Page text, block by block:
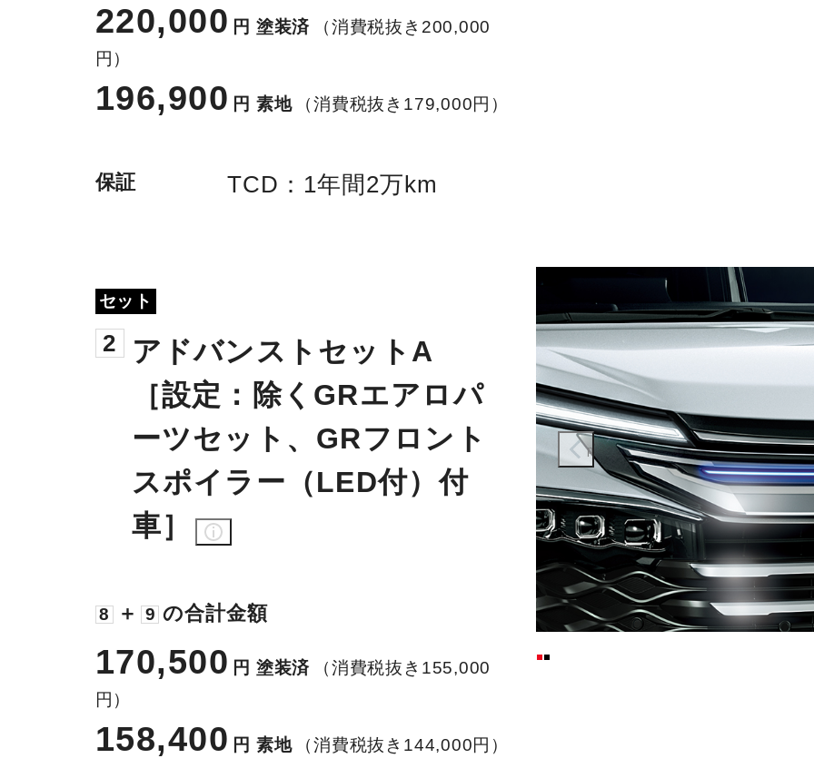
220,000 円 塗装済
（消費税抜き200,000
円）
196,900 円 素地 （消費税抜き179,000円）
保証 TCD：1年間2万km
セット
2
アドバンストセットA
​［設定：除くGRエアロパ
ーツセット、GRフロント
スポイラー（LED付）付
車］
8 ＋ 9 の合計金額
170,500 円 塗装済
（消費税抜き155,000
円）
158,400 円 素地 （消費税抜き144,000円）
prev